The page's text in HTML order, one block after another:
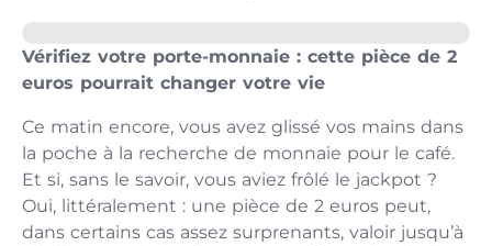
Vérifiez votre porte-monnaie : cette pièce de 2
euros pourrait changer votre vie
Ce matin encore, vous avez glissé vos mains dans
la poche à la recherche de monnaie pour le café.
Et si, sans le savoir, vous aviez frôlé le jackpot ?
Oui, littéralement : une pièce de 2 euros peut,
dans certains cas assez surprenants, valoir jusqu’à